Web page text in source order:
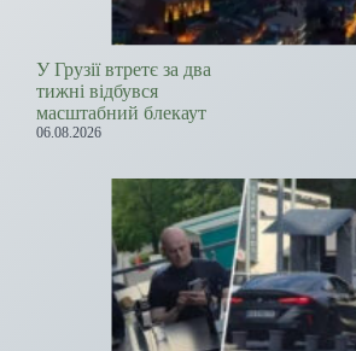
У Грузії втретє за два
тижні відбувся
масштабний блекаут
06.08.2026